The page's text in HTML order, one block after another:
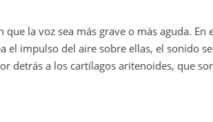
la voz sea más grave o más aguda. En
impulso del aire sobre ellas, el sonido
detrás a los cartílagos aritenoides, que